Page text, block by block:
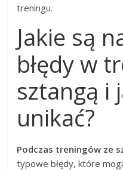
treningu.
Jakie są
błędy w
sztangą i
unikać?
Podczas treningów ze
typowe błędy, które